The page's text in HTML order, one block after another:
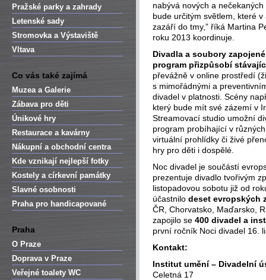
Pražské parky a zahrady
Letenské sady
Stromovka a Výstaviště
Vltava
Co vás také zajímá
Muzea a Galerie
Zábava pro děti
Únikové hry
Restaurace a kavárny
Nákupní a obchodní centra
Kde vznikají nejlepší fotky
Kostely a církevní památky
Slavné osobnosti
Praha pro handicapované
Praha
O Praze
Doprava v Praze
Veřejné toalety WC
nabývá nových a
bude určitým světlem, které
zazáří do tmy,” říká Martina
roku 2013 koordinuje.
Divadla a soubory
program přizpůsobí
převážně v online prostředí
s mimořádnými a
divadel v platnosti. Scény
který bude mít své zázemí v
Streamovací studio umožní
program probíhající v
virtuální prohlídky či živé
hry pro děti i dospělé.
Noc divadel je součástí
prezentuje divadlo tvořivým
listopadovou sobotu již od
účastnilo deset evropských
ČR, Chorvatsko, Maďarsko,
zapojilo se 400 divadel a
první ročník Noci divadel 16.
Kontakt:
Institut umění – Divadelní
Celetná 17